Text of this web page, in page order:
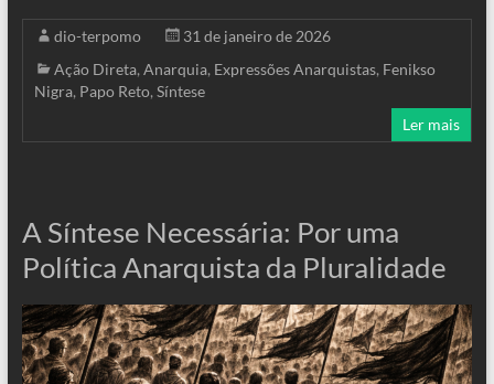
dio-terpomo
31 de janeiro de 2026
Ação Direta, Anarquia, Expressões Anarquistas, Fenikso
Nigra, Papo Reto, Síntese
Ler mais
A Síntese Necessária: Por uma
Política Anarquista da Pluralidade